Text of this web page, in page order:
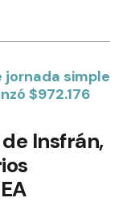
jornada simple
$972.176
Insfrán,